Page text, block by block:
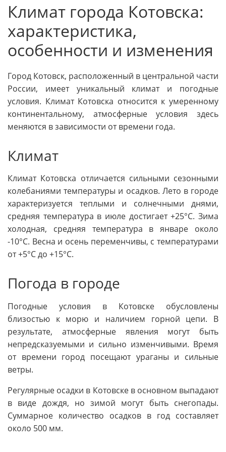
Климат города Котовска:
характеристика,
особенности и изменения
Город Котовск, расположенный в центральной части
России, имеет уникальный климат и погодные
условия. Климат Котовска относится к умеренному
континентальному, атмосферные условия здесь
меняются в зависимости от времени года.
Климат
Климат Котовска отличается сильными сезонными
колебаниями температуры и осадков. Лето в городе
характеризуется теплыми и солнечными днями,
средняя температура в июле достигает +25°C. Зима
холодная, средняя температура в январе около
-10°C. Весна и осень переменчивы, с температурами
от +5°C до +15°C.
Погода в городе
Погодные условия в Котовске обусловлены
близостью к морю и наличием горной цепи. В
результате, атмосферные явления могут быть
непредсказуемыми и сильно изменчивыми. Время
от времени город посещают ураганы и сильные
ветры.
Регулярные осадки в Котовске в основном выпадают
в виде дождя, но зимой могут быть снегопады.
Суммарное количество осадков в год составляет
около 500 мм.